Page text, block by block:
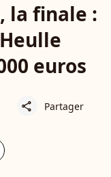
la finale :
euros
share Partager